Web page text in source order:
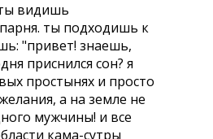
видишь
ты подходишь к
"привет! знаешь,
приснился сон? я
простынях и просто
а на земле не
мужчины! и все
кама-сутры